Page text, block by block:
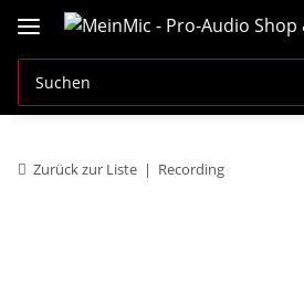
Zurück zur Liste Recording